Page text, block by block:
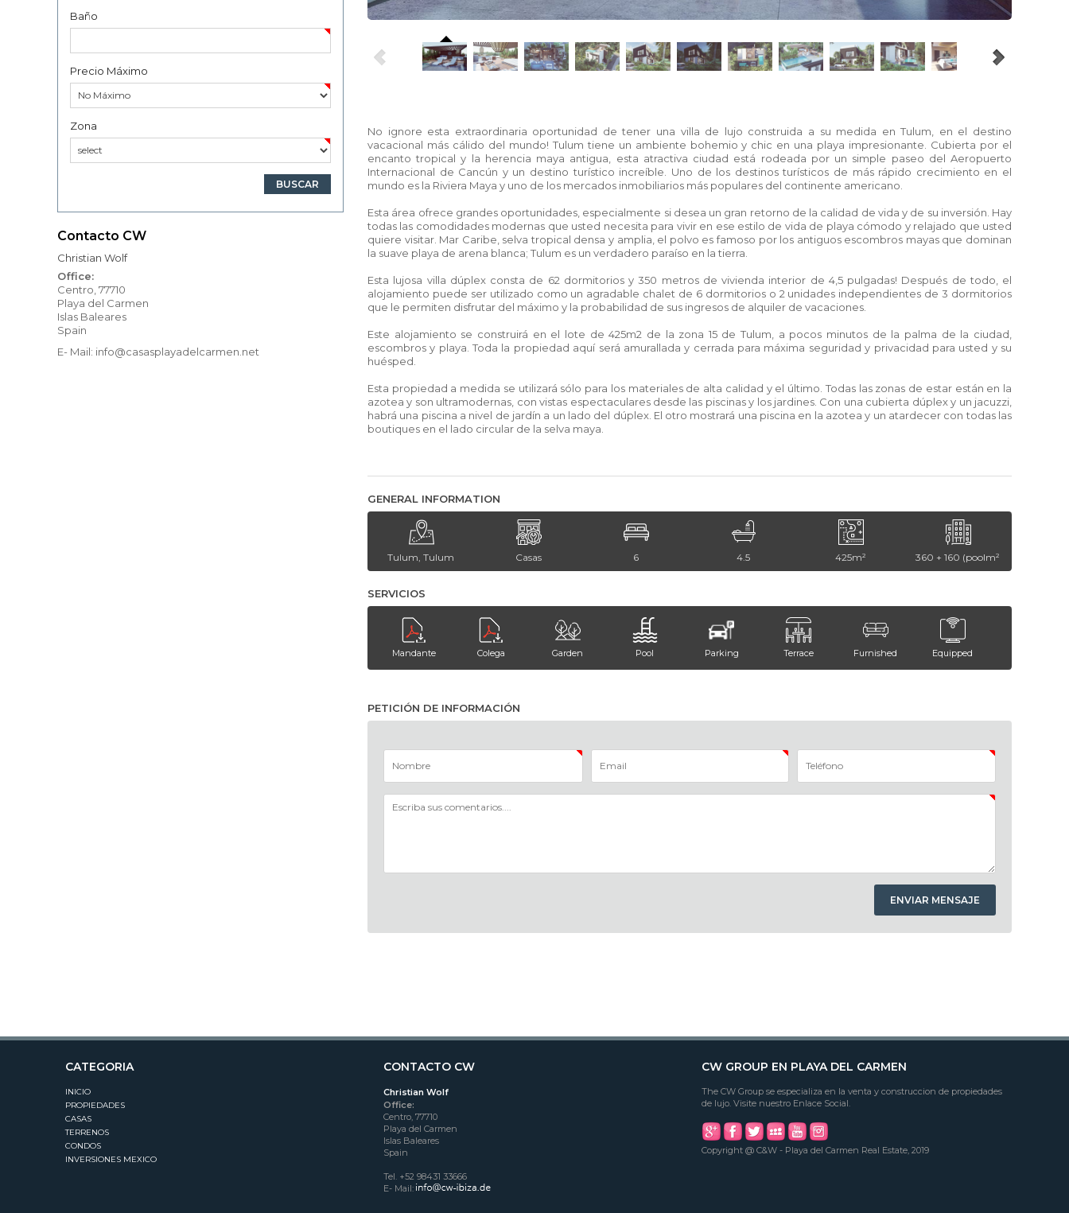
No ignore esta extraordinaria oportunidad de tener una villa de lujo construida a su medida en Tulum, en el destino
vacacional más cálido del mundo! Tulum tiene un ambiente bohemio y chic en una playa impresionante. Cubierta por el
encanto tropical y la herencia maya antigua, esta atractiva ciudad está rodeada por un simple paseo del Aeropuerto
Internacional de Cancún y un destino turístico increíble. Uno de los destinos turísticos de más rápido crecimiento en el
mundo es la Riviera Maya y uno de los mercados inmobiliarios más populares del continente americano.
Esta área ofrece grandes oportunidades, especialmente si desea un gran retorno de la calidad de vida y de su inversión. Hay
todas las comodidades modernas que usted necesita para vivir en ese estilo de vida de playa cómodo y relajado que usted
quiere visitar. Mar Caribe, selva tropical densa y amplia, el polvo es famoso por los antiguos escombros mayas que dominan
la suave playa de arena blanca; Tulum es un verdadero paraíso en la tierra.
Esta lujosa villa dúplex consta de 62 dormitorios y 350 metros de vivienda interior de 4,5 pulgadas! Después de todo, el
alojamiento puede ser utilizado como un agradable chalet de 6 dormitorios o 2 unidades independientes de 3 dormitorios
que le permiten disfrutar del máximo y la probabilidad de sus ingresos de alquiler de vacaciones.
Este alojamiento se construirá en el lote de 425m2 de la zona 15 de Tulum, a pocos minutos de la palma de la ciudad,
escombros y playa. Toda la propiedad aquí será amurallada y cerrada para máxima seguridad y privacidad para usted y su
huésped.
Esta propiedad a medida se utilizará sólo para los materiales de alta calidad y el último. Todas las zonas de estar están en la
azotea y son ultramodernas, con vistas espectaculares desde las piscinas y los jardines. Con una cubierta dúplex y un jacuzzi,
habrá una piscina a nivel de jardín a un lado del dúplex. El otro mostrará una piscina en la azotea y un atardecer con todas las
boutiques en el lado circular de la selva maya.
GENERAL INFORMATION
Tulum, Tulum Casas 6 4.5 425m² 360 + 160 (poolm²
SERVICIOS
Mandante Colega Garden Pool Parking Terrace Furnished Equipped
PETICIÓN DE INFORMACIÓN
Baño
Precio Máximo
Zona
Contacto CW
Christian Wolf
Office:
Centro, 77710
Playa del Carmen
Islas Baleares
Spain
E- Mail: info@casasplayadelcarmen.net
CATEGORIA
INICIO
PROPIEDADES
CASAS
TERRENOS
CONDOS
INVERSIONES MEXICO
CONTACTO CW
Christian Wolf
Office:
Centro, 77710
Playa del Carmen
Islas Baleares
Spain
Tel. +52 98431 33666
E- Mail:
CW GROUP EN PLAYA DEL CARMEN
The CW Group se especializa en la venta y construccion de propiedades
de lujo. Visite nuestro Enlace Social.
Copyright @ C&W - Playa del Carmen Real Estate, 2019